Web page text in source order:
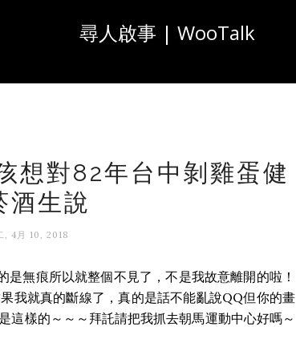
尋人啟事 | WooTalk
想對82年台中剝雞蛋健
酒生說
, 4月 10, 2018
無痕所以就整個不見了，不是我故意離開的啦！
我就真的斷線了，真的是話不能亂說QQ但你的畫
這樣的～～～拜託請把我抓去朝馬運動中心好嗎～